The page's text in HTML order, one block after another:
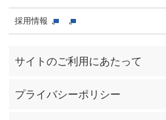
採用情報
サイトのご利用にあたって
プライバシーポリシー